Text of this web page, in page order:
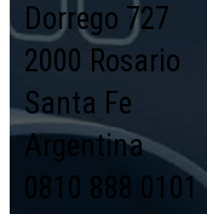
Dorrego 727
2000 Rosario
Santa Fe
Argentina
0810 888 0101